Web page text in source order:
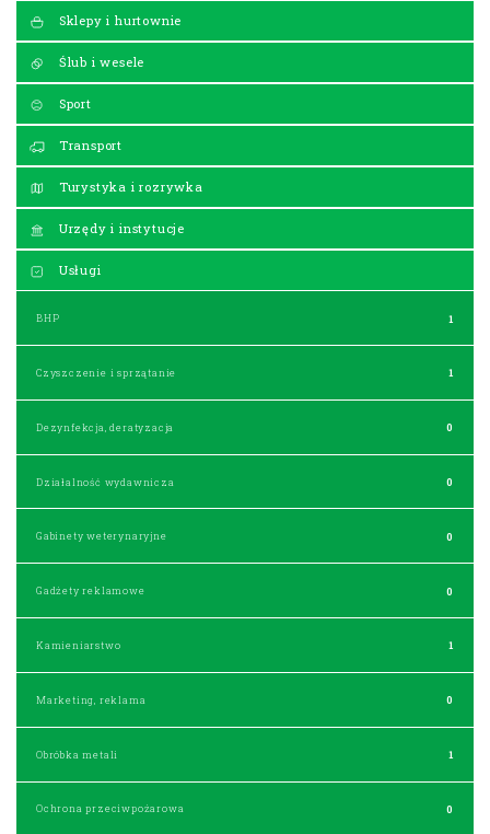
Sklepy i hurtownie
Ślub i wesele
Sport
Transport
Turystyka i rozrywka
Urzędy i instytucje
Usługi
BHP 1
Czyszczenie i sprzątanie 1
Dezynfekcja, deratyzacja 0
Działalność wydawnicza 0
Gabinety weterynaryjne 0
Gadżety reklamowe 0
Kamieniarstwo 1
Marketing, reklama 0
Obróbka metali 1
Ochrona przeciwpożarowa 0